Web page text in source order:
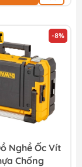
-8%
Nghề Ốc Vít
Chống